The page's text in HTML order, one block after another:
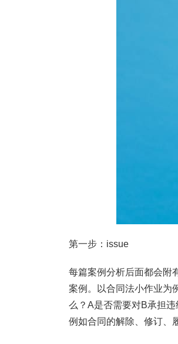
第一步：issue
每篇案例分析后面都会附
案例。以合同法小作业为
么？A是否需要对B承担
例如合同的解除、修订、